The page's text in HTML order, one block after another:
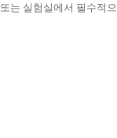
또는 실험실에서 필수적